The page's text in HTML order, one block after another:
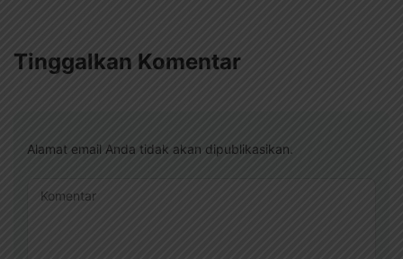
Tinggalkan Komentar
Alamat email Anda tidak akan dipublikasikan.
Komentar